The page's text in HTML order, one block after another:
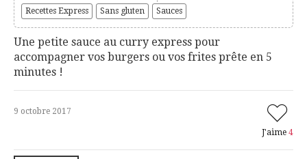
Recettes Express
Sans gluten Sauces
Une petite sauce au curry express pour
accompagner vos burgers ou vos frites prête en 5
minutes !
9 octobre 2017
J'aime 4